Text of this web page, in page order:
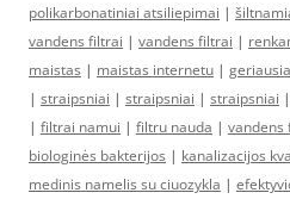
polikarbonatiniai atsiliepimai |
vandens filtrai | vandens filtrai |
maistas | maistas internetu |
| straipsniai | straipsniai | straipsniai |
| filtrai namui | filtru nauda | vandens
biologinės bakterijos | kanalizacijos
medinis namelis su ciuozykla |